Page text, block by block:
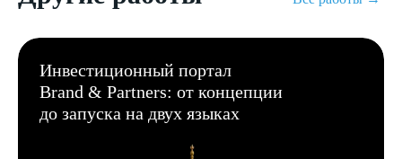
Инвестиционный портал
Brand & Partners: от концепции
до запуска на двух языках